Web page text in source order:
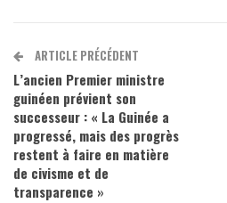
ARTICLE PRÉCÉDENT
L’ancien Premier ministre
guinéen prévient son
successeur : « La Guinée a
progressé, mais des progrès
restent à faire en matière
de civisme et de
transparence »